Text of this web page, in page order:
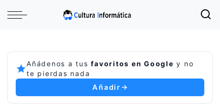
Añádenos a tusfavoritos en Google y no
te pierdas nada
Añadir